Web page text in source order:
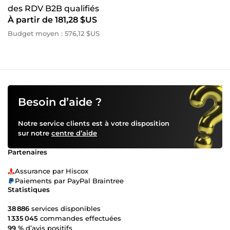
des RDV B2B qualifiés
À partir de 181,28 $US
Budget moyen : 576,12 $US
Besoin d’aide ?
Notre service clients est à votre disposition
sur notre centre d’aide
Partenaires
Assurance par Hiscox
Paiements par PayPal Braintree
Statistiques
38 886 services disponibles
1 335 045 commandes effectuées
99 % d’avis positifs